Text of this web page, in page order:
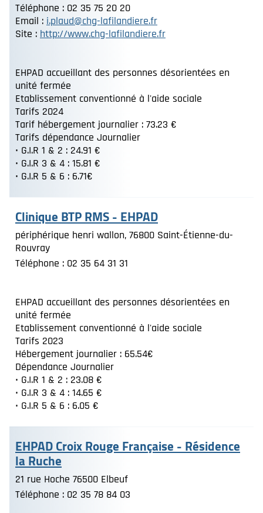
Téléphone : 02 35 75 20 20
Email : i.plaud@chg-lafilandiere.fr
Site : http://www.chg-lafilandiere.fr
EHPAD accueillant des personnes désorientées en
unité fermée
Etablissement conventionné à l'aide sociale
Tarifs 2024
Tarif hébergement journalier : 73.23 €
Tarifs dépendance Journalier
• G.I.R 1 & 2 : 24.91 €
• G.I.R 3 & 4 : 15.81 €
• G.I.R 5 & 6 : 6.71€
Clinique BTP RMS - EHPAD
périphérique henri wallon, 76800 Saint-Étienne-du-
Rouvray
Téléphone : 02 35 64 31 31
EHPAD accueillant des personnes désorientées en
unité fermée
Etablissement conventionné à l'aide sociale
Tarifs 2023
Hébergement journalier : 65.54€
Dépendance Journalier
• G.I.R 1 & 2 : 23.08 €
• G.I.R 3 & 4 : 14.65 €
• G.I.R 5 & 6 : 6.05 €
EHPAD Croix Rouge Française - Résidence
la Ruche
21 rue Hoche 76500 Elbeuf
Téléphone : 02 35 78 84 03